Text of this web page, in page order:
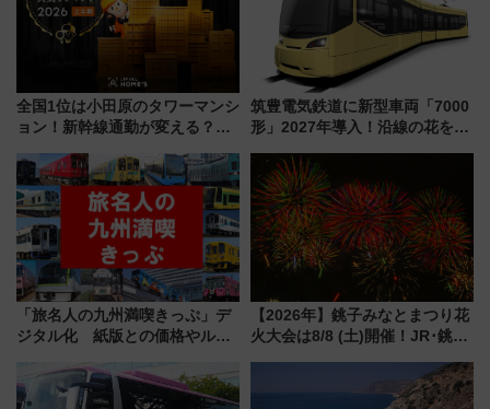
全国1位は小田原のタワーマンシ
ョン！新幹線通勤が変える？
【新築マンション人気ランキン
グ】
筑豊電気鉄道に新型車両「7000
形」2027年導入！沿線の花をイ
内は落ち着いたゆとりある空間
に
「旅名人の九州満喫きっぷ」デ
ジタル化 紙版との価格やルー
【2026年】銚子みなとまつり花
火大会は8/8 (土)開催！JR･銚子
報、利根川に咲く8,000発の大迫
力＆屋台を満喫